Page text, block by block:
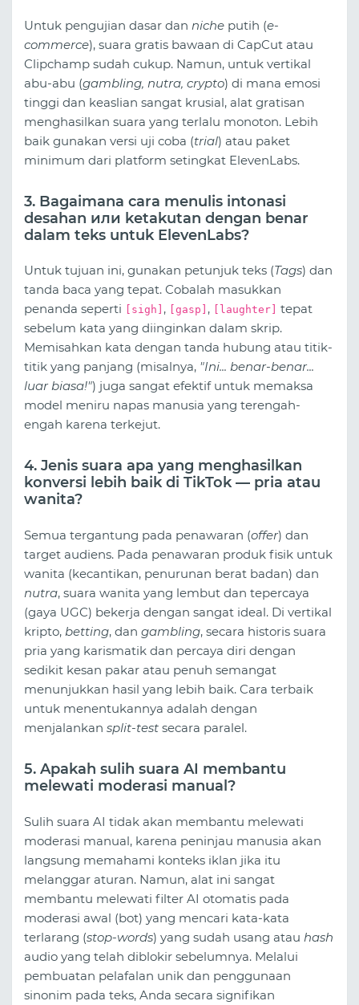
Untuk pengujian dasar dan niche putih (e-
commerce), suara gratis bawaan di CapCut atau
Clipchamp sudah cukup. Namun, untuk vertikal
abu-abu (gambling, nutra, crypto) di mana emosi
tinggi dan keaslian sangat krusial, alat gratisan
menghasilkan suara yang terlalu monoton. Lebih
baik gunakan versi uji coba (trial) atau paket
minimum dari platform setingkat ElevenLabs.
3. Bagaimana cara menulis intonasi
desahan или ketakutan dengan benar
dalam teks untuk ElevenLabs?
Untuk tujuan ini, gunakan petunjuk teks (Tags) dan
tanda baca yang tepat. Cobalah masukkan
penanda seperti
[sigh] , [gasp] , [laughter]
tepat
sebelum kata yang diinginkan dalam skrip.
Memisahkan kata dengan tanda hubung atau titik-
titik yang panjang (misalnya, "Ini... benar-benar...
luar biasa!") juga sangat efektif untuk memaksa
model meniru napas manusia yang terengah-
engah karena terkejut.
4. Jenis suara apa yang menghasilkan
konversi lebih baik di TikTok — pria atau
wanita?
Semua tergantung pada penawaran (offer) dan
target audiens. Pada penawaran produk fisik untuk
wanita (kecantikan, penurunan berat badan) dan
nutra, suara wanita yang lembut dan tepercaya
(gaya UGC) bekerja dengan sangat ideal. Di vertikal
kripto, betting, dan gambling, secara historis suara
pria yang karismatik dan percaya diri dengan
sedikit kesan pakar atau penuh semangat
menunjukkan hasil yang lebih baik. Cara terbaik
untuk menentukannya adalah dengan
menjalankan split-test secara paralel.
5. Apakah sulih suara AI membantu
melewati moderasi manual?
Sulih suara AI tidak akan membantu melewati
moderasi manual, karena peninjau manusia akan
langsung memahami konteks iklan jika itu
melanggar aturan. Namun, alat ini sangat
membantu melewati filter AI otomatis pada
moderasi awal (bot) yang mencari kata-kata
terlarang (stop-words) yang sudah usang atau hash
audio yang telah diblokir sebelumnya. Melalui
pembuatan pelafalan unik dan penggunaan
sinonim pada teks, Anda secara signifikan